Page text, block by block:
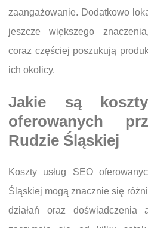
zaangażowanie. Dodatkowo
jeszcze większego
coraz częściej poszukują
ich okolicy.
Jakie są
oferowanych
Rudzie Śląskiej
Koszty usług SEO
Śląskiej mogą znacznie się
działań oraz doświadczenia